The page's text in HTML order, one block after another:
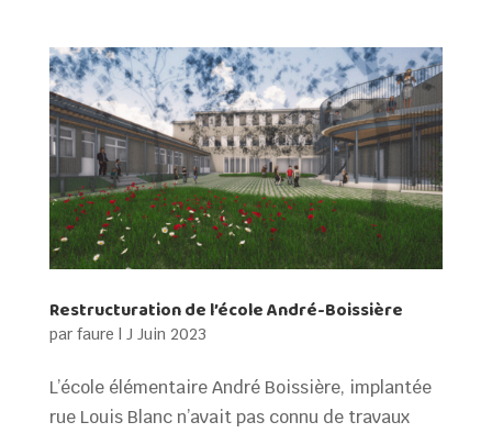
Restructuration de l’école André-Boissière
par faure | J Juin 2023
L’école élémentaire André Boissière, implantée
rue Louis Blanc n’avait pas connu de travaux